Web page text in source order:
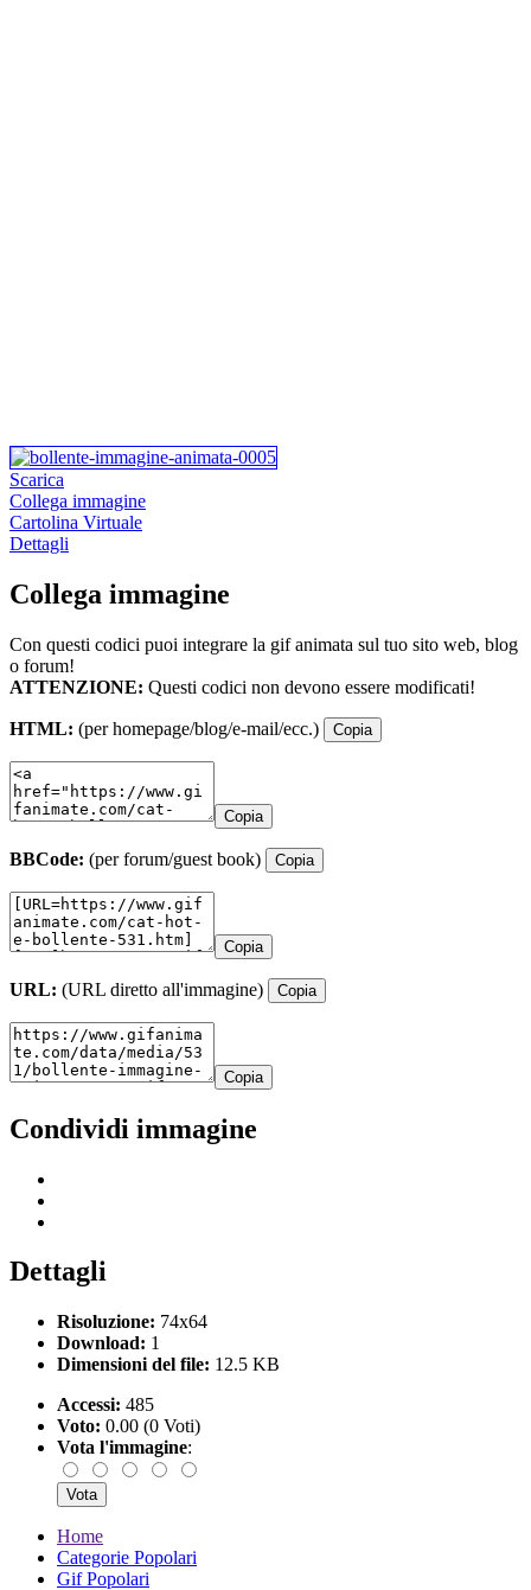
Scarica
Collega immagine
Cartolina Virtuale
Dettagli
Collega immagine
Con questi codici puoi integrare la gif animata sul tuo sito web, blog
o forum!
ATTENZIONE: Questi codici non devono essere modificati!
HTML: (per homepage/blog/e-mail/ecc.) Copia
Copia
BBCode: (per forum/guest book) Copia
Copia
URL: (URL diretto all'immagine) Copia
Copia
Condividi immagine
Dettagli
Risoluzione: 74x64
Download: 1
Dimensioni del file: 12.5 KB
Accessi: 485
Voto: 0.00 (0 Voti)
Vota l'immagine:
Home
Categorie Popolari
Gif Popolari